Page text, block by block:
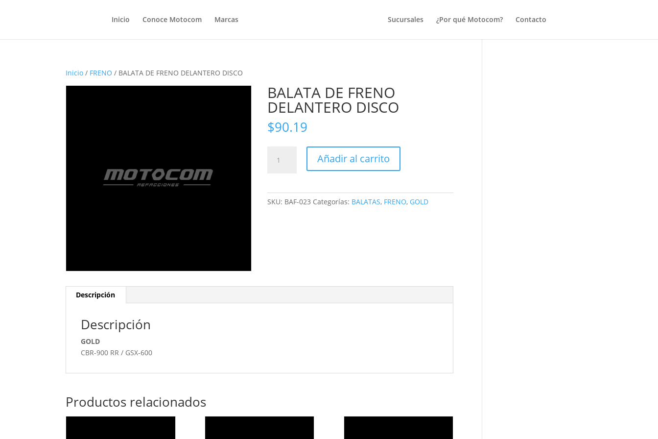
Inicio Conoce Motocom Marcas Sucursales ¿Por qué Motocom? Contacto
Inicio / FRENO / BALATA DE FRENO DELANTERO DISCO
BALATA DE FRENO
DELANTERO DISCO
$90.19
Añadir al carrito
SKU: BAF-023 Categorías: BALATAS, FRENO, GOLD
Descripción
Descripción
GOLD
CBR-900 RR / GSX-600
Productos relacionados